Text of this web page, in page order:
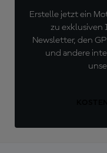
Erstelle jetzt ein
zu exklusiven
Newsletter, den
und andere